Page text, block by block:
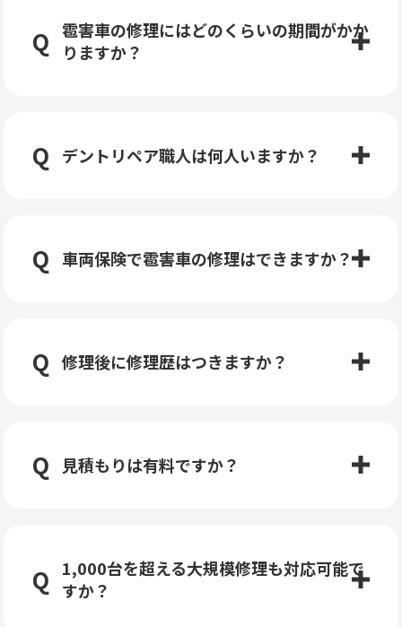
雹害車の修理にはどのくらいの期間がかか
りますか？
デントリペア職人は何人いますか？
車両保険で雹害車の修理はできますか？
修理後に修理歴はつきますか？
見積もりは有料ですか？
1,000台を超える大規模修理も対応可能で
すか？